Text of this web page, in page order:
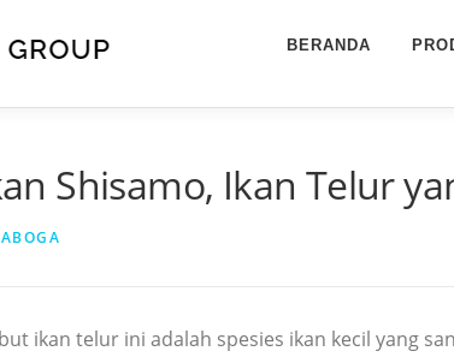
BERANDA
Shisamo, Ikan Telur
ikan telur ini adalah spesies ikan kecil yang